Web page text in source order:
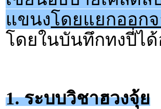
แขนงโดยแยกออก
โดยในบันทึกทงปี่ไ
1. ระบบวิชาฮวงจุ้ย